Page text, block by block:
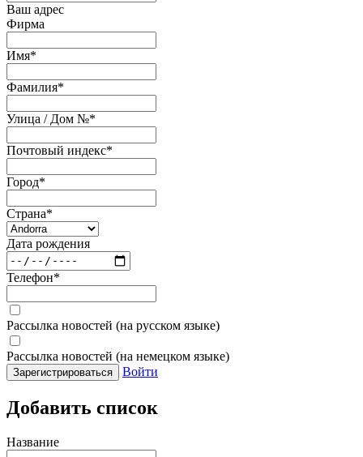
Ваш адрес
Фирма
Имя*
Фамилия*
Улица / Дом №*
Почтовый индекс*
Город*
Страна*
Дата рождения
Телефон*
Рассылка новостей (на русском языке)
Рассылка новостей (на немецком языке)
Зарегистрироваться Войти
Добавить список
Название